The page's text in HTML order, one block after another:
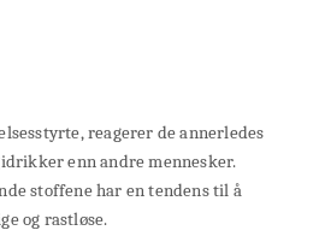
reagerer de annerledes
enn andre mennesker.
stoffene har en tendens til å
og rastløse.